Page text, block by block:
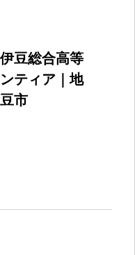
豆総合高等
ティア｜地
市